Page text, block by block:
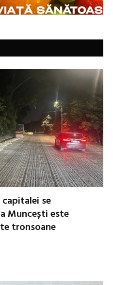
se
Muncești este
tronsoane